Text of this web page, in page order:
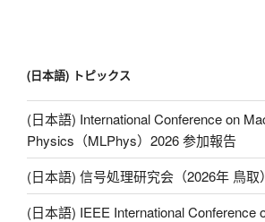
(日本語) トピックス
(日本語) International Conference on
Physics（MLPhys）2026 参加報告
(日本語) 信号処理研究会（2026年 鳥取
(日本語) IEEE International Conference